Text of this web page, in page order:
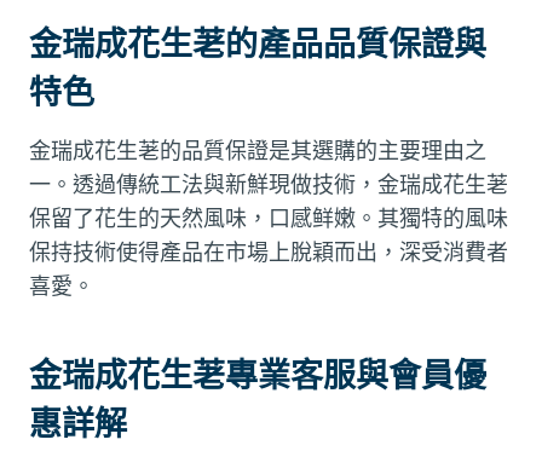
金瑞成花生荖的產品品質保證與
特色
金瑞成花生荖的品質保證是其選購的主要理由之
一。透過傳統工法與新鮮現做技術，金瑞成花生荖
保留了花生的天然風味，口感鲜嫩。其獨特的風味
保持技術使得產品在市場上脫穎而出，深受消費者
喜愛。
金瑞成花生荖專業客服與會員優
惠詳解